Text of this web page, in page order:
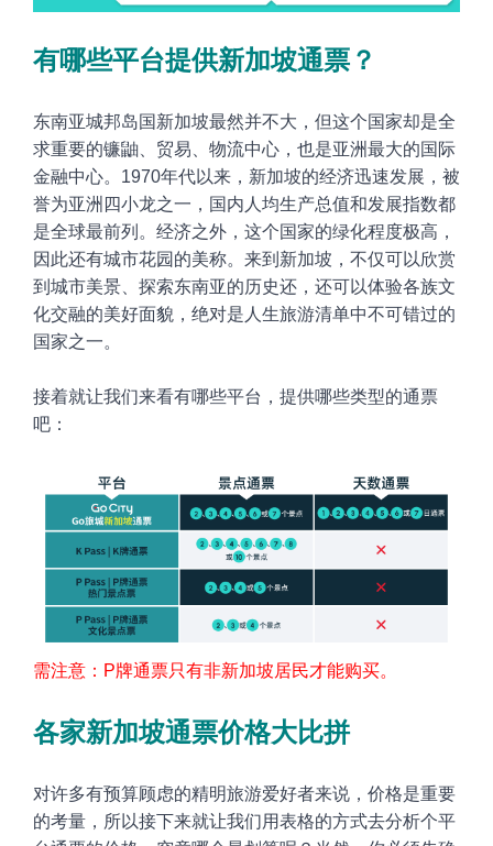
有哪些平台提供新加坡通票？
东南亚城邦岛国新加坡最然并不大，但这个国家却是全
求重要的镰鼬、贸易、物流中心，也是亚洲最大的国际
金融中心。1970年代以来，新加坡的经济迅速发展，被
誉为亚洲四小龙之一，国内人均生产总值和发展指数都
是全球最前列。经济之外，这个国家的绿化程度极高，
因此还有城市花园的美称。来到新加坡，不仅可以欣赏
到城市美景、探索东南亚的历史还，还可以体验各族文
化交融的美好面貌，绝对是人生旅游清单中不可错过的
国家之一。
接着就让我们来看有哪些平台，提供哪些类型的通票
吧 ：
需注意：P牌通票只有非新加坡居民才能购买。
各家新加坡通票价格大比拼
对许多有预算顾虑的精明旅游爱好者来说，价格是重要
的考量，所以接下来就让我们用表格的方式去分析个平